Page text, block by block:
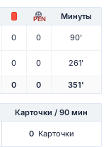
PEN Минуты
0 0 90'
0 0 261'
0 0 351'
Карточки / 90 мин
0 Карточки